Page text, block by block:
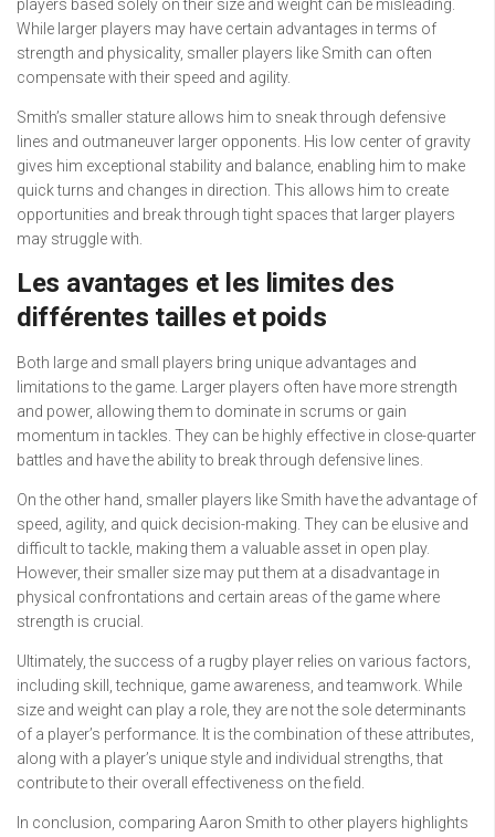
players based solely on their size and weight can be misleading.
While larger players may have certain advantages in terms of
strength and physicality, smaller players like Smith can often
compensate with their speed and agility.
Smith’s smaller stature allows him to sneak through defensive
lines and outmaneuver larger opponents. His low center of gravity
gives him exceptional stability and balance, enabling him to make
quick turns and changes in direction. This allows him to create
opportunities and break through tight spaces that larger players
may struggle with.
Les avantages et les limites des
différentes tailles et poids
Both large and small players bring unique advantages and
limitations to the game. Larger players often have more strength
and power, allowing them to dominate in scrums or gain
momentum in tackles. They can be highly effective in close-quarter
battles and have the ability to break through defensive lines.
On the other hand, smaller players like Smith have the advantage of
speed, agility, and quick decision-making. They can be elusive and
difficult to tackle, making them a valuable asset in open play.
However, their smaller size may put them at a disadvantage in
physical confrontations and certain areas of the game where
strength is crucial.
Ultimately, the success of a rugby player relies on various factors,
including skill, technique, game awareness, and teamwork. While
size and weight can play a role, they are not the sole determinants
of a player’s performance. It is the combination of these attributes,
along with a player’s unique style and individual strengths, that
contribute to their overall effectiveness on the field.
In conclusion, comparing Aaron Smith to other players highlights